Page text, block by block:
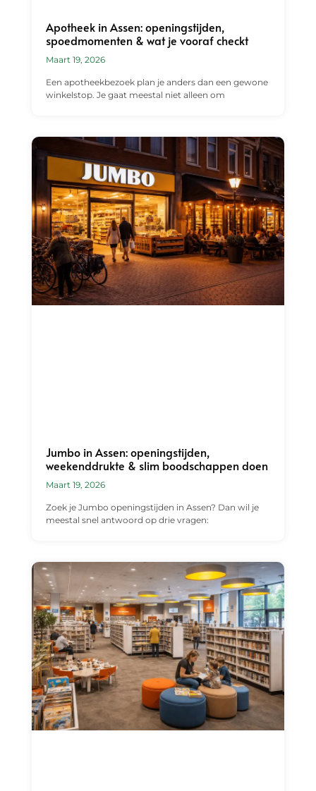
Apotheek in Assen: openingstijden,
spoedmomenten & wat je vooraf checkt
Maart 19, 2026
Een apotheekbezoek plan je anders dan een gewone
winkelstop. Je gaat meestal niet alleen om
Jumbo in Assen: openingstijden,
weekenddrukte & slim boodschappen doen
Maart 19, 2026
Zoek je Jumbo openingstijden in Assen? Dan wil je
meestal snel antwoord op drie vragen: